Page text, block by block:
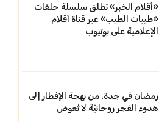
«أقلام الخبر» تطلق سلسلة حلقات
«طيبات الطيب» عبر قناة أقلام
الإعلامية على يوتيوب
رمضان في جدة. من بهجة الإفطار إلى
هدوء الفجر روحانيّة لا تُعوض